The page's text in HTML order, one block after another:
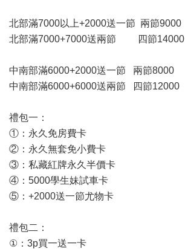
北部滿7000以上+2000送一節 兩節9000
北部滿7000+7000送兩節 四節14000
中南部滿6000+2000送一節 兩節8000
中南部滿6000+6000送兩節 四節12000
禮包一：
①：永久免房費卡
②：永久無套免小費卡
③：私藏紅牌永久半價卡
④：5000學生妹試車卡
⑤：+2000送一節尤物卡
禮包二：
①：3p買一送一卡